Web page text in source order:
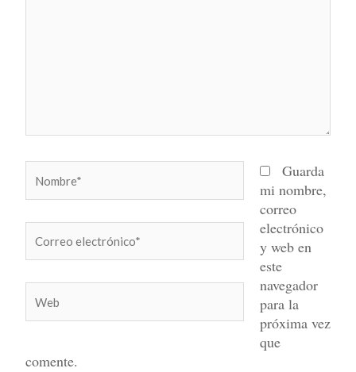
electrónico*
Guarda
mi nombre,
correo
electrónico
y web en
este
navegador
para la
próxima vez
que
comente.